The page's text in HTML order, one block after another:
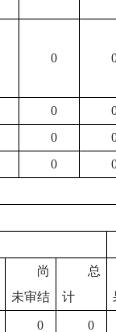
0
0
0
0
尚
未审结
总
计
0 0